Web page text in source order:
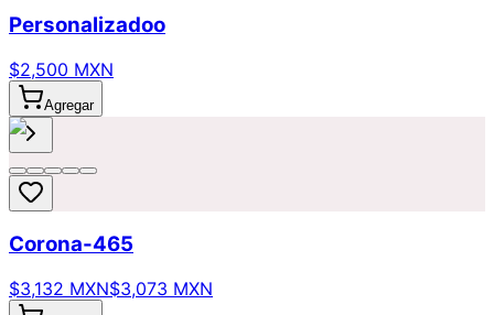
Personalizadoo
$2,500 MXN
Agregar
Corona-465
$3,132 MXN$3,073 MXN